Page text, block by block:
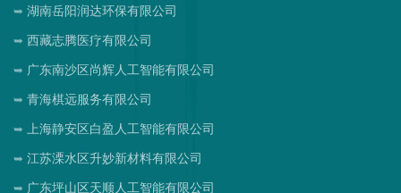
湖南岳阳润达环保有限公司
西藏志腾医疗有限公司
广东南沙区尚辉人工智能有限公司
青海棋远服务有限公司
上海静安区白盈人工智能有限公司
江苏溧水区升妙新材料有限公司
广东坪山区天顺人工智能有限公司